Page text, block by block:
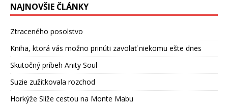
NAJNOVŠIE ČLÁNKY
Ztraceného posolstvo
Kniha, ktorá vás možno prinúti zavolať niekomu ešte dnes
Skutočný príbeh Anity Soul
Suzie zužitkovala rozchod
Horkýže Slíže cestou na Monte Mabu